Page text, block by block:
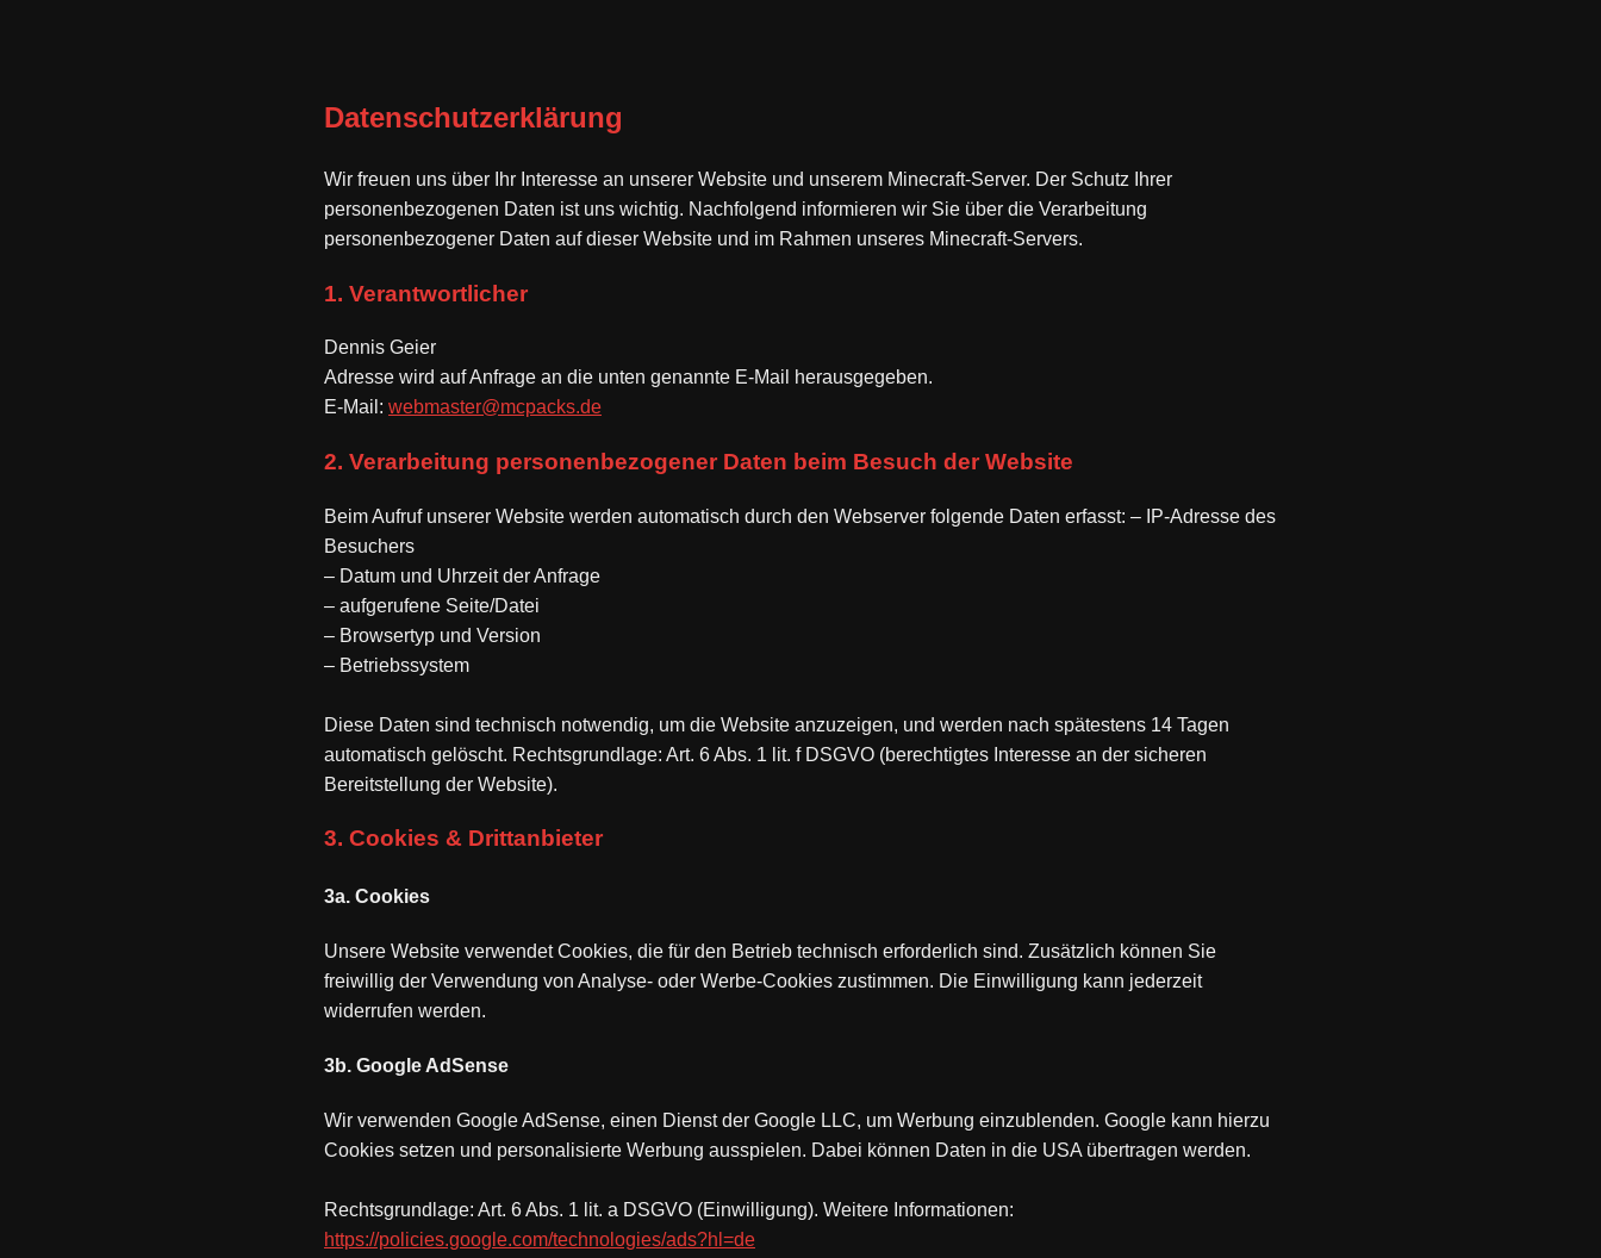
Datenschutzerklärung
Wir freuen uns über Ihr Interesse an unserer Website und unserem Minecraft-Server. Der Schutz Ihrer
personenbezogenen Daten ist uns wichtig. Nachfolgend informieren wir Sie über die Verarbeitung
personenbezogener Daten auf dieser Website und im Rahmen unseres Minecraft-Servers.
1. Verantwortlicher
Dennis Geier
Adresse wird auf Anfrage an die unten genannte E-Mail herausgegeben.
E-Mail: webmaster@mcpacks.de
2. Verarbeitung personenbezogener Daten beim Besuch der Website
Beim Aufruf unserer Website werden automatisch durch den Webserver folgende Daten erfasst: – IP-Adresse des
Besuchers
– Datum und Uhrzeit der Anfrage
– aufgerufene Seite/Datei
– Browsertyp und Version
– Betriebssystem
Diese Daten sind technisch notwendig, um die Website anzuzeigen, und werden nach spätestens 14 Tagen
automatisch gelöscht. Rechtsgrundlage: Art. 6 Abs. 1 lit. f DSGVO (berechtigtes Interesse an der sicheren
Bereitstellung der Website).
3. Cookies & Drittanbieter
3a. Cookies
Unsere Website verwendet Cookies, die für den Betrieb technisch erforderlich sind. Zusätzlich können Sie
freiwillig der Verwendung von Analyse- oder Werbe-Cookies zustimmen. Die Einwilligung kann jederzeit
widerrufen werden.
3b. Google AdSense
Wir verwenden Google AdSense, einen Dienst der Google LLC, um Werbung einzublenden. Google kann hierzu
Cookies setzen und personalisierte Werbung ausspielen. Dabei können Daten in die USA übertragen werden.
Rechtsgrundlage: Art. 6 Abs. 1 lit. a DSGVO (Einwilligung). Weitere Informationen:
https://policies.google.com/technologies/ads?hl=de